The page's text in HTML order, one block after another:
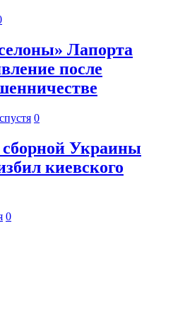
Лапорта
после
0
Украины
киевского
0